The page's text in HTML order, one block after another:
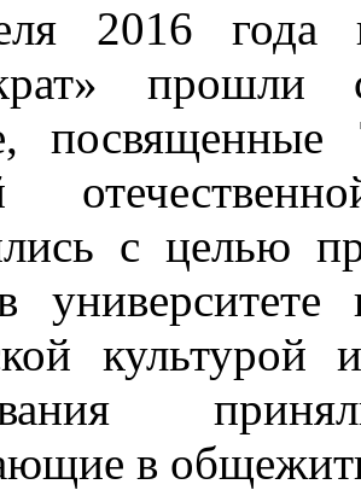
2016 года
прошли
с целью
университете
в